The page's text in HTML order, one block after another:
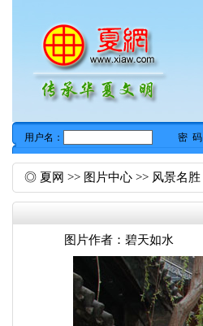
◎ 夏网 >> 图片中心 >> 风景名胜
图片作者： 碧天如水